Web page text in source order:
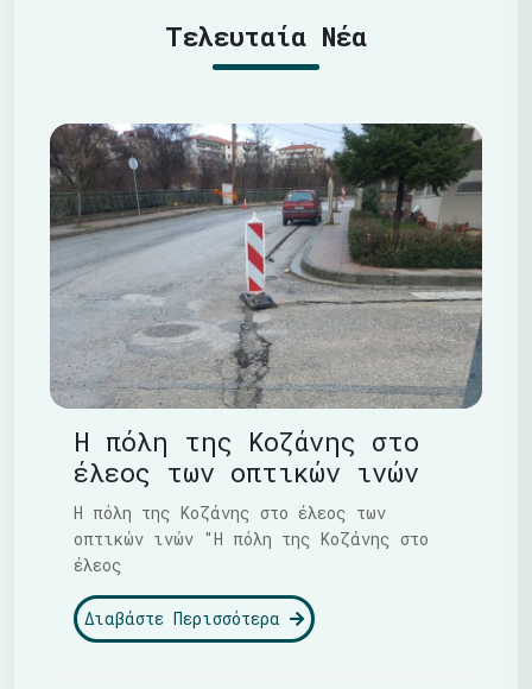
Τελευταία Νέα
Η πόλη της Κοζάνης στο
έλεος των οπτικών ινών
Η πόλη της Κοζάνης στο έλεος των
οπτικών ινών "Η πόλη της Κοζάνης στο
έλεος
Διαβάστε Περισσότερα